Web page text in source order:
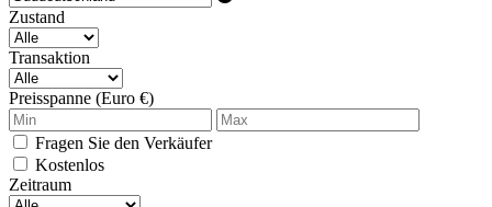
Zustand
Transaktion
Preisspanne (Euro €)
Fragen Sie den Verkäufer
Kostenlos
Zeitraum